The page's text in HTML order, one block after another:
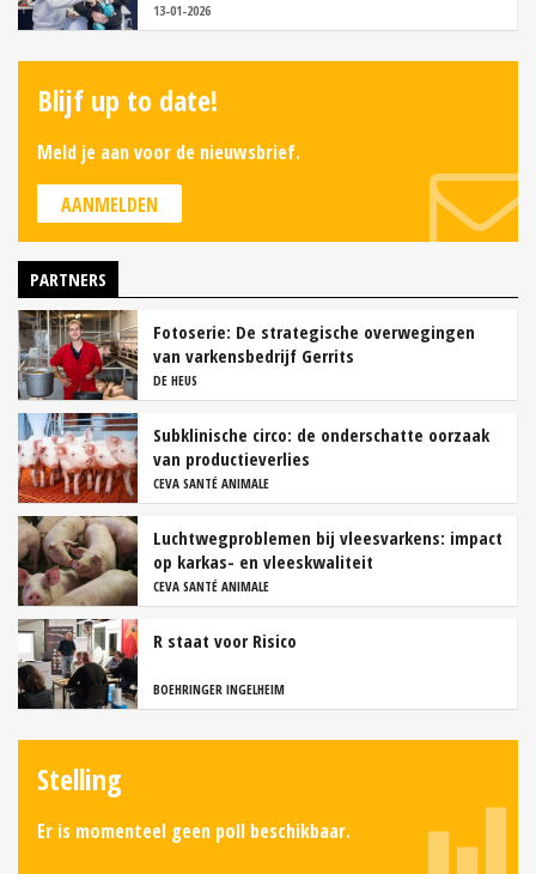
13-01-2026
Blijf up to date!
Meld je aan voor de nieuwsbrief.
AANMELDEN
PARTNERS
Fotoserie: De strategische overwegingen
van varkensbedrijf Gerrits
DE HEUS
Subklinische circo: de onderschatte oorzaak
van productieverlies
CEVA SANTÉ ANIMALE
Luchtwegproblemen bij vleesvarkens: impact
op karkas- en vleeskwaliteit
CEVA SANTÉ ANIMALE
R staat voor Risico
BOEHRINGER INGELHEIM
Stelling
Er is momenteel geen poll beschikbaar.